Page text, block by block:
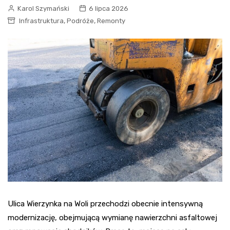
Karol Szymański
6 lipca 2026
Infrastruktura, Podróże, Remonty
Ulica Wierzynka na Woli przechodzi obecnie intensywną
modernizację, obejmującą wymianę nawierzchni asfaltowej